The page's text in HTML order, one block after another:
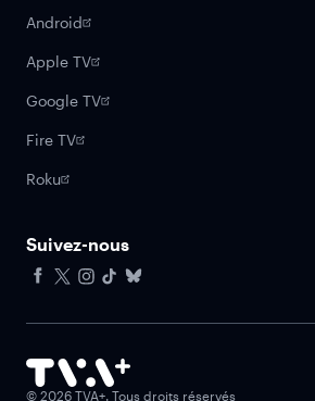
Android
Apple TV
Google TV
Fire TV
Roku
Suivez-nous
© 2026 TVA+. Tous droits réservés